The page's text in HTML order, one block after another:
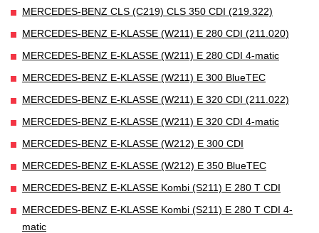
MERCEDES-BENZ CLS (C219) CLS 350 CDI (219.322)
MERCEDES-BENZ E-KLASSE (W211) E 280 CDI (211.020)
MERCEDES-BENZ E-KLASSE (W211) E 280 CDI 4-matic
MERCEDES-BENZ E-KLASSE (W211) E 300 BlueTEC
MERCEDES-BENZ E-KLASSE (W211) E 320 CDI (211.022)
MERCEDES-BENZ E-KLASSE (W211) E 320 CDI 4-matic
MERCEDES-BENZ E-KLASSE (W212) E 300 CDI
MERCEDES-BENZ E-KLASSE (W212) E 350 BlueTEC
MERCEDES-BENZ E-KLASSE Kombi (S211) E 280 T CDI
MERCEDES-BENZ E-KLASSE Kombi (S211) E 280 T CDI 4-
matic